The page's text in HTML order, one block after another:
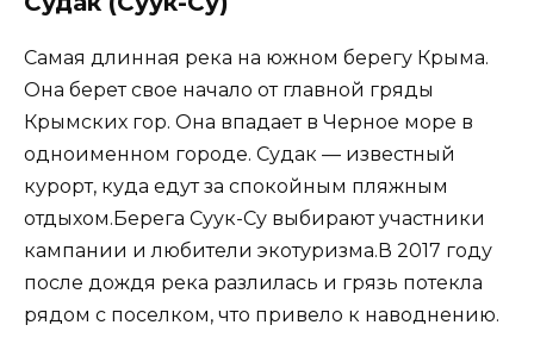
Самая длинная река на южном берегу Крыма.
Она берет свое начало от главной гряды
Крымских гор. Она впадает в Черное море в
одноименном городе. Судак — известный
курорт, куда едут за спокойным пляжным
отдыхом.Берега Суук-Су выбирают участники
кампании и любители экотуризма.В 2017 году
после дождя река разлилась и грязь потекла
рядом с поселком, что привело к наводнению.